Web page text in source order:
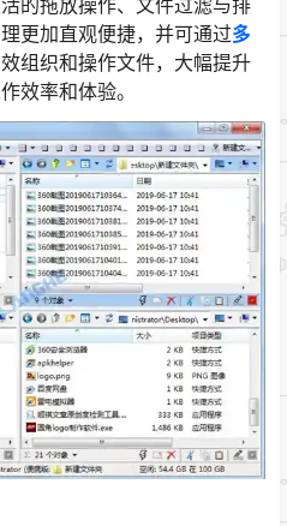
的拖放操作、文件过滤与排
更加直观便捷，并可通过多
组织和操作文件，大幅提升
效率和体验。